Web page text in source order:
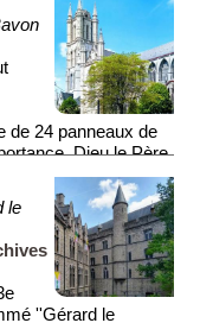
de 24 panneaux de
Dieu le Père,
:-). Mais avouons-le,
:-). C'est l'agneau du
que les fidèles
de pouvoir
l'adorer :-)!!
le
''Gérard le